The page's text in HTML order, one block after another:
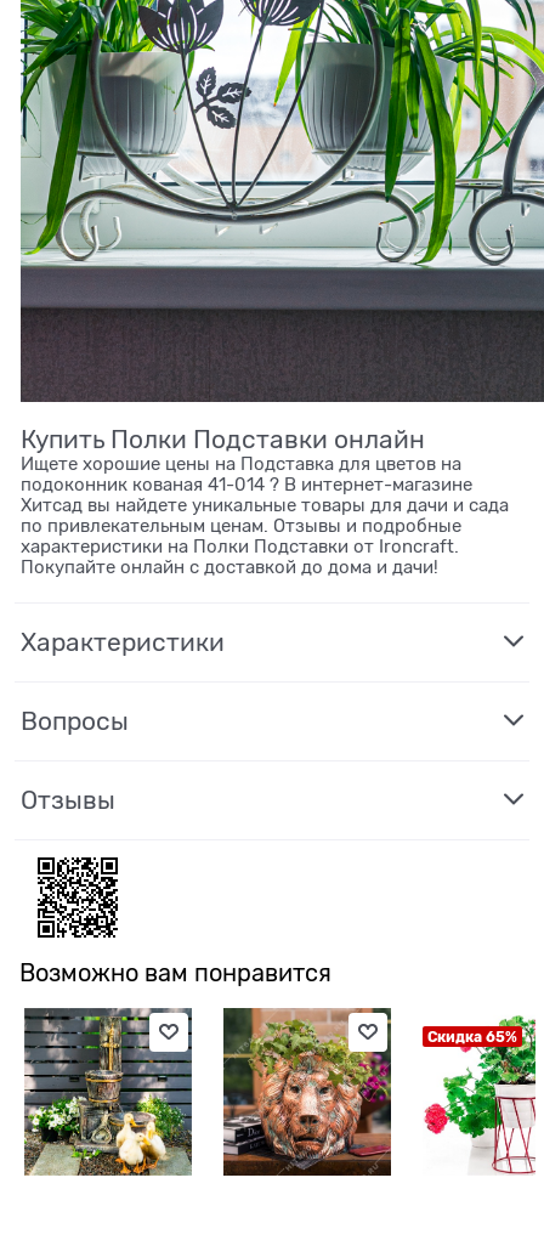
Купить Полки Подставки онлайн
Ищете хорошие цены на Подставка для цветов на
подоконник кованая 41-014 ? В интернет-магазине
Хитсад вы найдете уникальные товары для дачи и сада
по привлекательным ценам. Отзывы и подробные
характеристики на Полки Подставки от Ironcraft.
Покупайте онлайн с доставкой до дома и дачи!
Характеристики
Вопросы
Отзывы
Возможно вам понравится
Скидка 65%